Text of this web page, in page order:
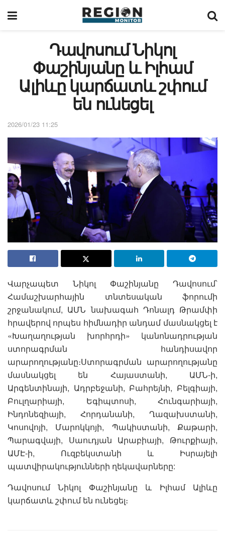
Դավոսում Նիկոլ
Փաշինյանը և Իլհամ
Ալիևը կարճատև շփում
են ունեցել
2026/01/23 11:25
Վարչապետ Նիկոլ Փաշինյանը Դավոսում՝
Համաշխարհային տնտեսական ֆորումի
շրջանակում, ԱՄՆ նախագահ Դոնալդ Թրամփի
հրավերով որպես հիմնադիր անդամ մասնակցել է
«Խաղաղության խորհրդի» կանոնադրության
ստորագրման հանդիսավոր
արարողությանը։Ստորագրման արարողությանը
մասնակցել են Հայաստանի, ԱՄՆ-ի,
Արգենտինայի, Ադրբեջանի, Բահրեյնի, Բելգիայի,
Բուլղարիայի, Եգիպտոսի, Հունգարիայի,
Ինդոնեզիայի, Հորդանանի, Ղազախստանի,
Կոսովոյի, Մարոկկոյի, Պակիստանի, Քաթարի,
Պարագվայի, Սաուդյան Արաբիայի, Թուրքիայի,
ԱՄԷ-ի, Ուզբեկստանի և Իսրայելի
պատվիրակությունների ղեկավարները:
Դավոսում Նիկոլ Փաշինյանը և Իլհամ Ալիևը
կարճատև շփում են ունեցել։